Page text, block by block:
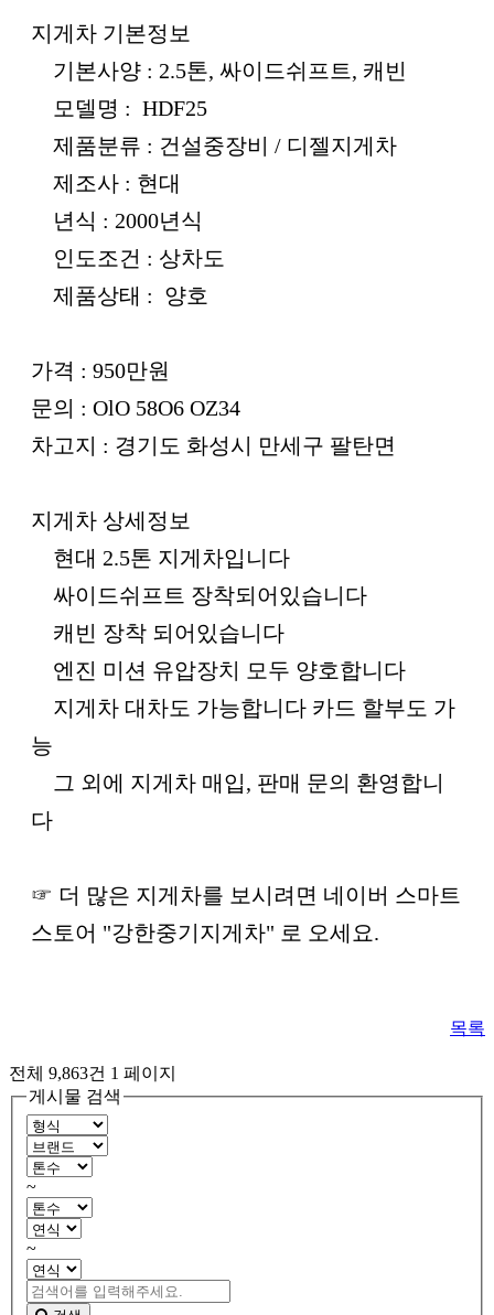
지게차 기본정보
기본사양 : 2.5톤, 싸이드쉬프트, 캐빈
모델명 : HDF25
제품분류 : 건설중장비 / 디젤지게차
제조사 : 현대
년식 : 2000년식
인도조건 : 상차도
제품상태 : 양호
가격 : 950만원
문의 : OlO 58O6 OZ34
차고지 : 경기도 화성시 만세구 팔탄면
지게차 상세정보
현대 2.5톤 지게차입니다
싸이드쉬프트 장착되어있습니다
캐빈 장착 되어있습니다
엔진 미션 유압장치 모두 양호합니다
지게차 대차도 가능합니다 카드 할부도 가
능
그 외에 지게차 매입, 판매 문의 환영합니
다
☞ 더 많은 지게차를 보시려면 네이버 스마트
스토어 "강한중기지게차" 로 오세요.
목록
전체 9,863건 1 페이지
게시물 검색
~
~